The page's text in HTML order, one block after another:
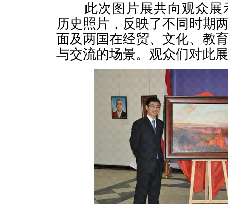
此次图片展共向观众展
历史照片，反映了不同时期
面及两国在经贸、文化、教
与交流的场景。观众们对此